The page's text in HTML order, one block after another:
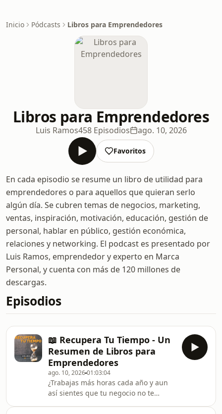
Inicio Pódcasts Libros para Emprendedores
Libros para Emprendedores
Luis Ramos458 Episodios ago. 10, 2026
Favoritos
En cada episodio se resume un libro de utilidad para
emprendedores o para aquellos que quieran serlo
algún día. Se cubren temas de negocios, marketing,
ventas, inspiración, motivación, educación, gestión de
personal, hablar en público, gestión económica,
relaciones y networking. El podcast es presentado por
Luis Ramos, emprendedor y experto en Marca
Personal, y cuenta con más de 120 millones de
descargas.
Episodios
📖 Recupera Tu Tiempo - Un
Resumen de Libros para
Emprendedores
ago. 10, 202601:03:04
¿Trabajas más horas cada año y aun
así sientes que tu negocio no te